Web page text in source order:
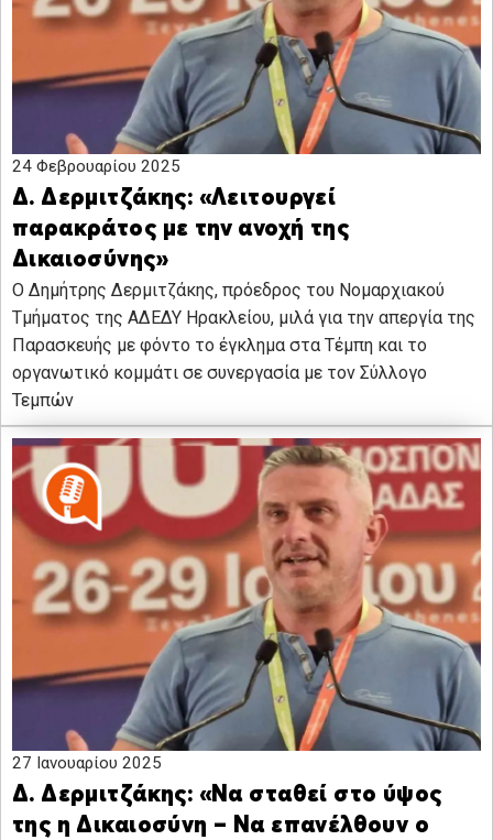
24 Φεβρουαρίου 2025
Δ. Δερμιτζάκης: «Λειτουργεί
παρακράτος με την ανοχή της
Δικαιοσύνης»
Ο Δημήτρης Δερμιτζάκης, πρόεδρος του Νομαρχιακού
Τμήματος της ΑΔΕΔΥ Ηρακλείου, μιλά για την απεργία της
Παρασκευής με φόντο το έγκλημα στα Τέμπη και το
οργανωτικό κομμάτι σε συνεργασία με τον Σύλλογο
Τεμπών
27 Ιανουαρίου 2025
Δ. Δερμιτζάκης: «Να σταθεί στο ύψος
της η Δικαιοσύνη – Να επανέλθουν ο